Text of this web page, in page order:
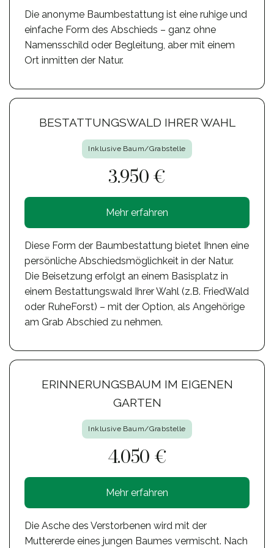
Die anonyme Baumbestattung ist eine ruhige und
einfache Form des Abschieds – ganz ohne
Namensschild oder Begleitung, aber mit einem
Ort inmitten der Natur.
BESTATTUNGSWALD IHRER WAHL
Inklusive Baum/Grabstelle
3.950 €
Mehr erfahren
Diese Form der Baumbestattung bietet Ihnen eine
persönliche Abschiedsmöglichkeit in der Natur.
Die Beisetzung erfolgt an einem Basisplatz in
einem Bestattungswald Ihrer Wahl (z.B. FriedWald
oder RuheForst) – mit der Option, als Angehörige
am Grab Abschied zu nehmen.
ERINNERUNGSBAUM IM EIGENEN
GARTEN
Inklusive Baum/Grabstelle
4.050 €
Mehr erfahren
Die Asche des Verstorbenen wird mit der
Muttererde eines jungen Baumes vermischt. Nach